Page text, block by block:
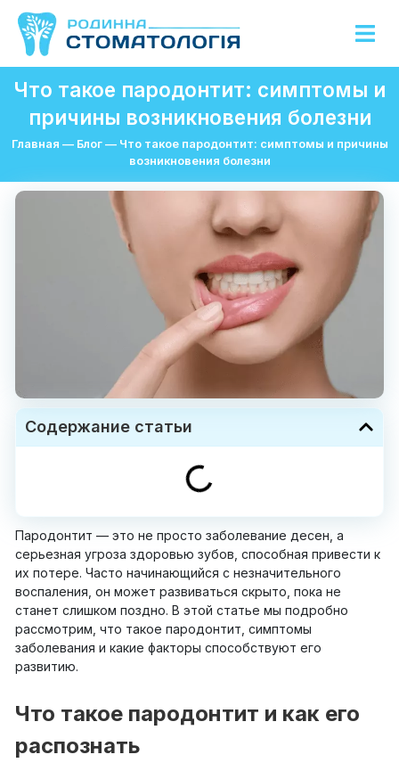
Что такое пародонтит: симптомы и
причины возникновения болезни
Главная — Блог— Что такое пародонтит: симптомы и причины
возникновения болезни
Содержание статьи
Пародонтит — это не просто заболевание десен, а
серьезная угроза здоровью зубов, способная привести к
их потере. Часто начинающийся с незначительного
воспаления, он может развиваться скрыто, пока не
станет слишком поздно. В этой статье мы подробно
рассмотрим, что такое пародонтит, симптомы
заболевания и какие факторы способствуют его
развитию.
Что такое пародонтит и как его
распознать